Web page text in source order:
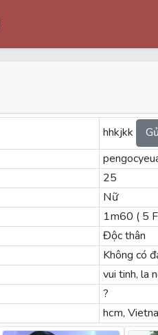
hhkjkk
25
Nữ
1m60 ( 5
Độc thân
Không có
vui tinh, la
?
hcm,